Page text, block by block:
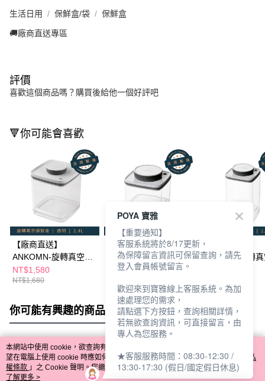
生活日用 保鮮盒/袋 保鮮盒
🚚廠商直送專區
評價
喜歡這個商品嗎？購買後給他一個好評吧
🔻你可能會喜歡
【廠商直送】
ANKOMN-旋轉真空保
鮮盒2.4L - 兩色任選
NT$1,580
NT$1,680
【廠商直送】
ANKOMN-旋轉真空保
鮮盒0.6L - 多色任選
NT$890
【廠商直送】
ANKOMN-旋轉
你可能有興趣的商品 全站排行
熱門標籤
本網站中使用 cookie，欲查詢有關本網站使用 cookie 方式之詳情，及若您不希
望在電腦上使用 cookie 時應如何變更電腦的 cookie 設定，請參閱本網站「
隱私
權條款 」之 Cookie 聲明。您繼續使用本網站即表示您同意本公司得按本網站使
用條款之 Cookie 聲明使用 cookie。
了解更多 >
POYA 寶雅
【重要通知】
客服系統將於8/17更新，
為保障留言資訊可保留查詢，請先
登入會員帳號留言。
歡迎來到寶雅線上客服系統。為加
速處理您的需求，
請點選下方按鈕，查詢相關詳情，
若無欲查詢資訊，可直接留言，由
專人為您服務。
★客服服務時間：08:30-12:30 /
13:30-17:30 (假日/國定假日休息)